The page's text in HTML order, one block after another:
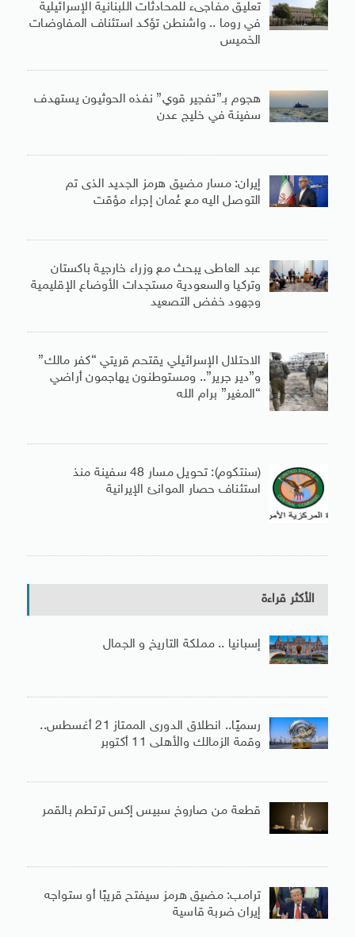
تعليق مفاجىء للمحادثات اللبنانية الإسرائيلية
في روما .. واشنطن تؤكد استئناف المفاوضات
الخميس
هجوم بـ”تفجير قوي” نفذه الحوثيون يستهدف
سفينة في خليج عدن
إيران: مسار مضيق هرمز الجديد الذى تم
التوصل اليه مع عُمان إجراء مؤقت
عبد العاطى يبحث مع وزراء خارجية باكستان
وتركيا والسعودية مستجدات الأوضاع الإقليمية
وجهود خفض التصعيد
الاحتلال الإسرائيلي يقتحم قريتي “كفر مالك”
و”دير جرير”.. ومستوطنون يهاجمون أراضي
“المغير” برام الله
(سنتكوم): تحويل مسار 48 سفينة منذ
استئناف حصار الموانئ الإيرانية
الأكثر قراءة
إسبانيا .. مملكة التاريخ و الجمال
رسميًا.. انطلاق الدورى الممتاز 21 أغسطس..
وقمة الزمالك والأهلى 11 أكتوبر
قطعة من صاروخ سبيس إكس ترتطم بالقمر
ترامب: مضيق هرمز سيفتح قريبًا أو ستواجه
إيران ضربة قاسية